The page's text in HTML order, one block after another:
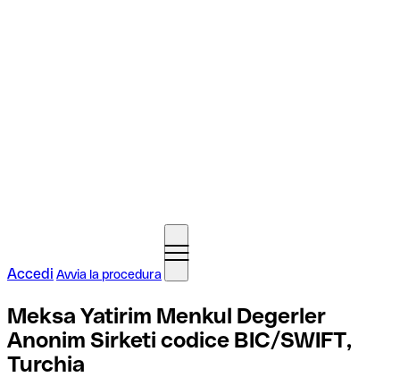
Accedi Avvia la procedura
Meksa Yatirim Menkul Degerler
Anonim Sirketi codice BIC/SWIFT,
Turchia